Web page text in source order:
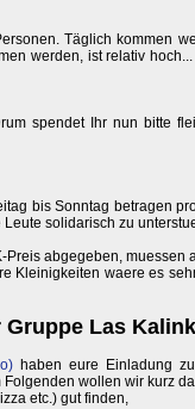
Täglich kommen
werden, ist relativ
spendet Ihr nun bitte
bis Sonntag betragen
solidarisch zu
abgegeben, muessen
Kleinigkeiten waere es
Las
haben eure Einladung
wollen wir kurz
etc.) gut finden,